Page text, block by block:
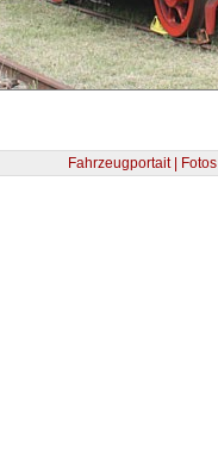
Fahrzeugportait | Fotos